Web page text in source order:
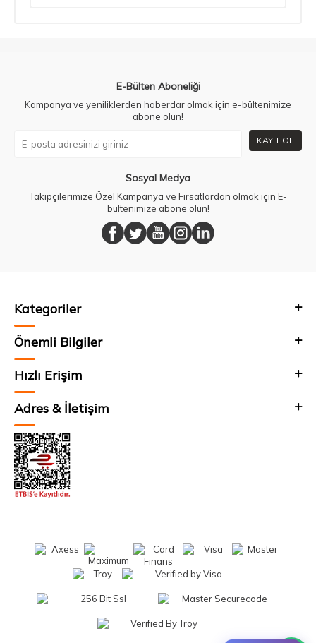
E-Bülten Aboneliği
Kampanya ve yeniliklerden haberdar olmak için e-bültenimize
abone olun!
KAYIT OL
Sosyal Medya
Takipçilerimize Özel Kampanya ve Fırsatlardan olmak için E-
bültenimize abone olun!
Kategoriler
Önemli Bilgiler
Hızlı Erişim
Adres & İletişim